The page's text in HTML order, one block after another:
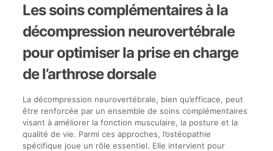
Les soins complémentaires à la
décompression neurovertébrale
pour optimiser la prise en charge
de l’arthrose dorsale
La décompression neurovertébrale, bien qu’efficace, peut
être renforcée par un ensemble de soins complémentaires
visant à améliorer la fonction musculaire, la posture et la
qualité de vie. Parmi ces approches, l’ostéopathie
spécifique joue un rôle essentiel. Elle intervient pour